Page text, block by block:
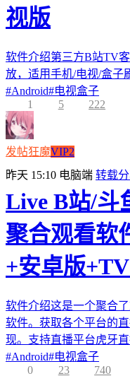
视版
软件介绍第三方B站TV
放，适用手机/电视/盒子
#Android#电视盒子
1
5 222
发帖狂魔VIP2
昨天 15:10 电脑端 转载
Live B站/斗
聚合观看软
+安卓版
软件介绍这是一个聚合
软件。获取各个平台的
现。支持直播平台虎牙
#Android#电视盒子
0
23 740